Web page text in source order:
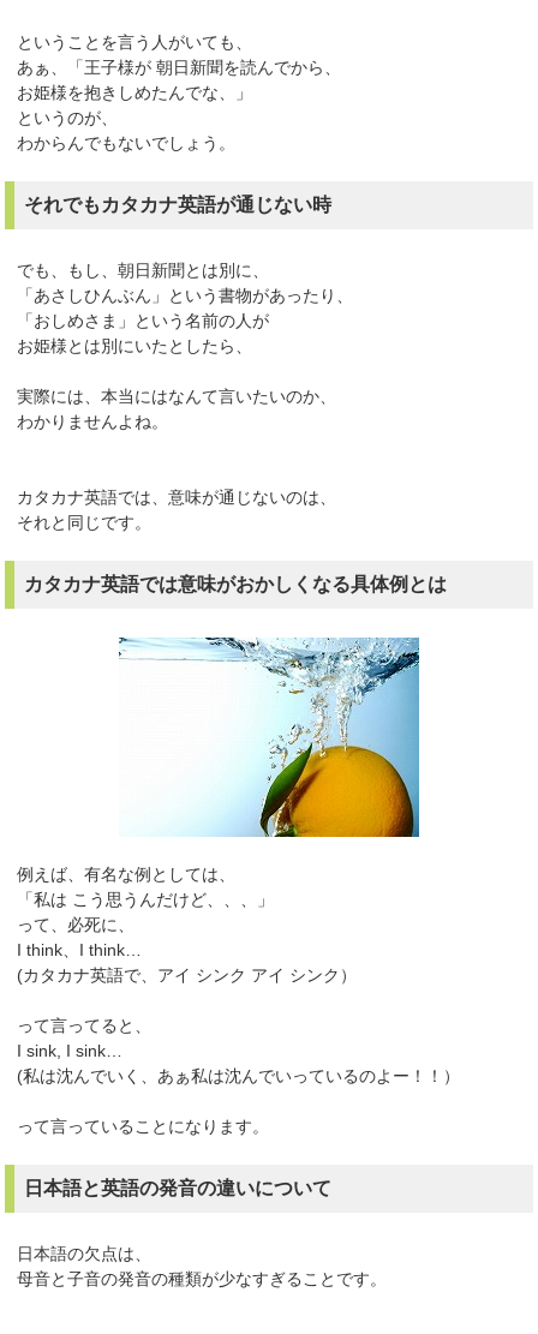
ということを言う人がいても、
あぁ、「王子様が 朝日新聞を読んでから、
お姫様を抱きしめたんでな、」
というのが、
わからんでもないでしょう。
それでもカタカナ英語が通じない時
でも、もし、朝日新聞とは別に、
「あさしひんぶん」という書物があったり、
「おしめさま」という名前の人が
お姫様とは別にいたとしたら、
実際には、本当にはなんて言いたいのか、
わかりませんよね。
カタカナ英語では、意味が通じないのは、
それと同じです。
カタカナ英語では意味がおかしくなる具体例とは
例えば、有名な例としては、
「私は こう思うんだけど、、、」
って、必死に、
I think、I think…
(カタカナ英語で、アイ シンク アイ シンク）
って言ってると、
I sink, I sink…
(私は沈んでいく、あぁ私は沈んでいっているのよー！！）
って言っていることになります。
日本語と英語の発音の違いについて
日本語の欠点は、
母音と子音の発音の種類が少なすぎることです。